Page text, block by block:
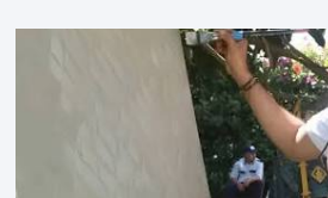
إشعار رسمي وجهته لمستعملي الخط، أن
الأشغال الخاصة بتهيئة مشروع الخط